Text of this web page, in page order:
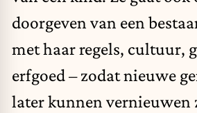
doorgeven van een
met haar regels, cultuur,
erfgoed – zodat nieuwe
later kunnen vernieuwen